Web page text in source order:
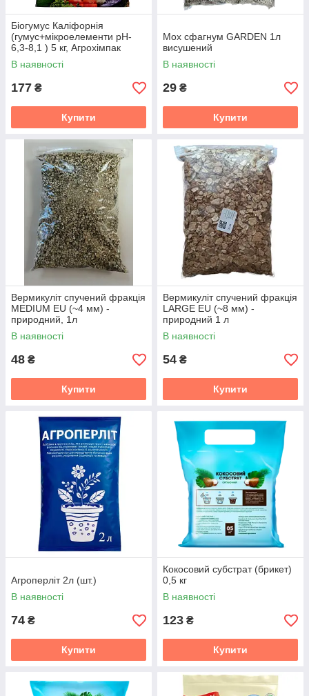
Біогумус Каліфорнія
(гумус+мікроелементи pH-
6,3-8,1 ) 5 кг, Агрохімпак
В наявності
177 ₴
Купити
Мох сфагнум GARDEN 1л
висушений
В наявності
29 ₴
Купити
Вермикуліт спучений фракція
MEDIUM EU (~4 мм) -
природний, 1л
В наявності
48 ₴
Купити
Вермикуліт спучений фракція
LARGE EU (~8 мм) -
природний 1 л
В наявності
54 ₴
Купити
Агроперліт 2л (шт.)
В наявності
74 ₴
Купити
Кокосовий субстрат (брикет)
0,5 кг
В наявності
123 ₴
Купити